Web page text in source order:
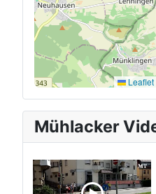
Leaflet
Mühlacker